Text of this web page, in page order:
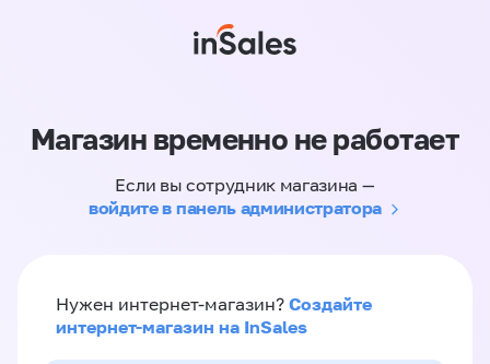
Магазин временно не работает
Если вы сотрудник магазина —
войдите в панель администратора
Нужен интернет-магазин? Создайте
интернет-магазин на InSales